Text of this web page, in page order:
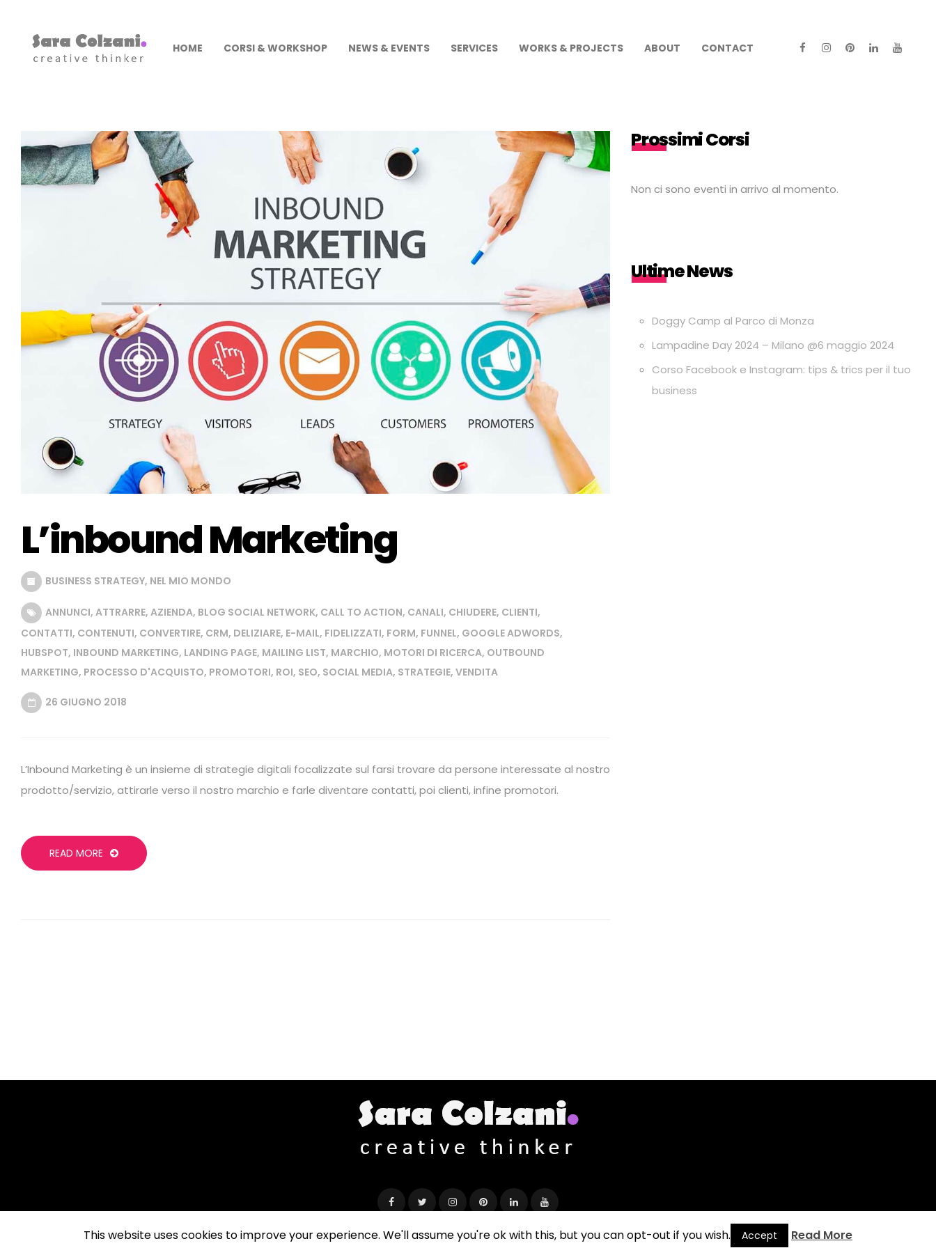
HOME CORSI & WORKSHOP NEWS & EVENTS SERVICES WORKS & PROJECTS ABOUT CONTACT
L’inbound Marketing
BUSINESS STRATEGY, NEL MIO MONDO
ANNUNCI, ATTRARRE, AZIENDA, BLOG SOCIAL NETWORK, CALL TO ACTION, CANALI, CHIUDERE, CLIENTI,
CONTATTI, CONTENUTI, CONVERTIRE, CRM, DELIZIARE, E-MAIL, FIDELIZZATI, FORM, FUNNEL, GOOGLE ADWORDS,
HUBSPOT, INBOUND MARKETING, LANDING PAGE, MAILING LIST, MARCHIO, MOTORI DI RICERCA, OUTBOUND
MARKETING, PROCESSO D'ACQUISTO, PROMOTORI, ROI, SEO, SOCIAL MEDIA, STRATEGIE, VENDITA
26 GIUGNO 2018
L’Inbound Marketing è un insieme di strategie digitali focalizzate sul farsi trovare da persone interessate al nostro
prodotto/servizio, attirarle verso il nostro marchio e farle diventare contatti, poi clienti, infine promotori.
READ MORE
Prossimi Corsi
Non ci sono eventi in arrivo al momento.
Ultime News
Doggy Camp al Parco di Monza
Lampadine Day 2024 – Milano @6 maggio 2024
Corso Facebook e Instagram: tips & trics per il tuo
business
via Ada Negri, 2 - 20092 Cinisello Balsamo (MI)
C.F. CLZSRA78D65F704R
This website uses cookies to improve your experience. We'll assume you're ok with this, but you can opt-out if you wish. Accept Read More